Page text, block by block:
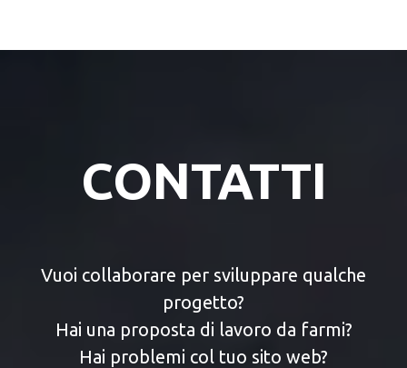
CONTATTI
Vuoi collaborare per sviluppare qualche
progetto?
Hai una proposta di lavoro da farmi?
Hai problemi col tuo sito web?